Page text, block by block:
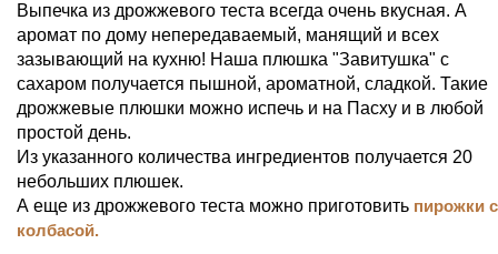
Выпечка из дрожжевого теста всегда очень вкусная. А
аромат по дому непередаваемый, манящий и всех
зазывающий на кухню! Наша плюшка "Завитушка" с
сахаром получается пышной, ароматной, сладкой. Такие
дрожжевые плюшки можно испечь и на Пасху и в любой
простой день.
Из указанного количества ингредиентов получается 20
небольших плюшек.
А еще из дрожжевого теста можно приготовить пирожки с
колбасой.